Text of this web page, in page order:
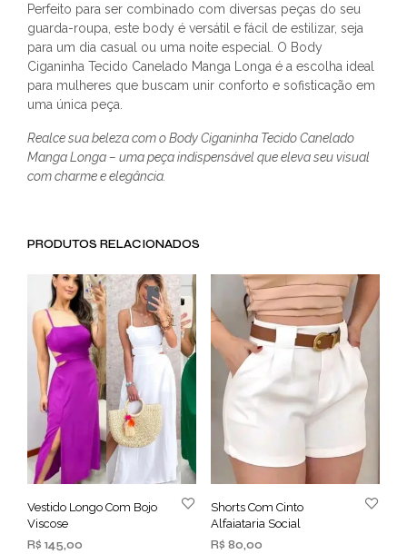
Perfeito para ser combinado com diversas peças do seu
guarda-roupa, este body é versátil e fácil de estilizar, seja
para um dia casual ou uma noite especial. O Body
Ciganinha Tecido Canelado Manga Longa é a escolha ideal
para mulheres que buscam unir conforto e sofisticação em
uma única peça.
Realce sua beleza com o Body Ciganinha Tecido Canelado
Manga Longa – uma peça indispensável que eleva seu visual
com charme e elegância.
PRODUTOS RELACIONADOS
Vestido Longo Com Bojo
Viscose
R$ 145,00
Shorts Com Cinto
Alfaiataria Social
R$ 80,00